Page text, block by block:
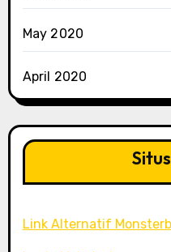
May 2020
April 2020
Link Alternatif